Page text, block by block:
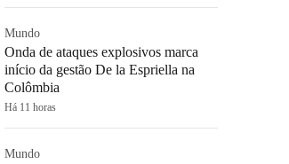
Mundo
Onda de ataques explosivos marca
início da gestão De la Espriella na
Colômbia
Há 11 horas
Mundo